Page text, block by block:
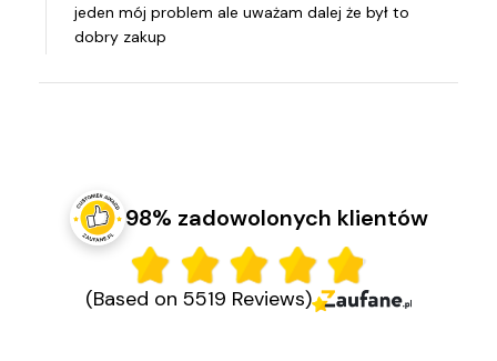
jeden mój problem ale uważam dalej że był to
dobry zakup
98% zadowolonych klientów
(Based on 5519 Reviews)